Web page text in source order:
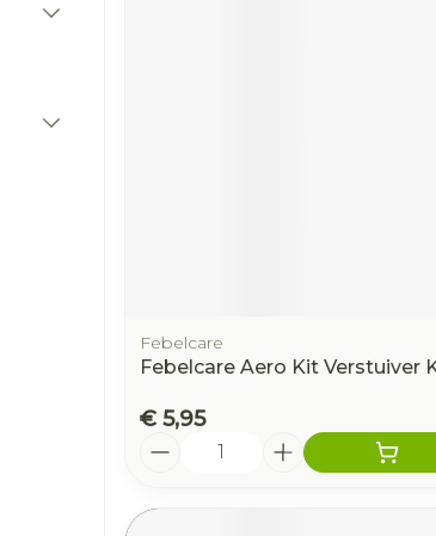
Febelcare
Febelcare Aero Kit Verstuiver
€ 5,95